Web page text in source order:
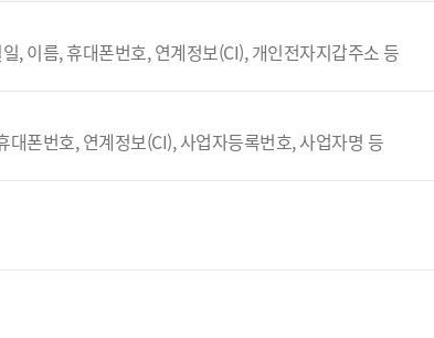
, 이름, 휴대폰번호, 연계정보(CI), 개인전자지갑주소 등
대폰번호, 연계정보(CI), 사업자등록번호, 사업자명 등